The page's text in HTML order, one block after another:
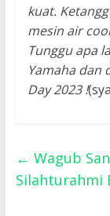
kuat.
mesin air
Tunggu apa
Yamaha dan
Day 2023 !
← Wagub
Silahturahmi